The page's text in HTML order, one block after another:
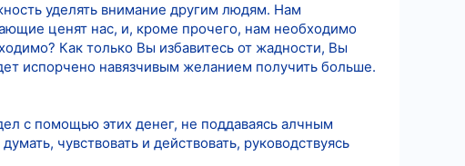
уделять внимание другим людям. Нам
ценят нас, и, кроме прочего, нам необходимо
Как только Вы избавитесь от жадности, Вы
испорчено навязчивым желанием получить больше.
с помощью этих денег, не поддаваясь алчным
чувствовать и действовать, руководствуясь